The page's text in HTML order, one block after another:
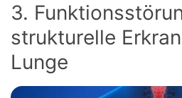
3.
strukturelle
Lunge